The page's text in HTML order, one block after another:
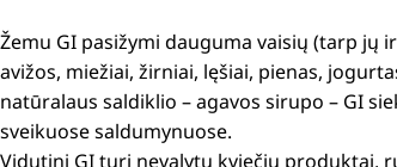
Žemu GI pasižymi dauguma vaisių (tarp jų
avižos, miežiai, žirniai, lęšiai, pienas,
natūralaus saldiklio – agavos sirupo – GI
sveikuose saldumynuose.
Vidutinį GI turi nevalytų kviečių produktai,